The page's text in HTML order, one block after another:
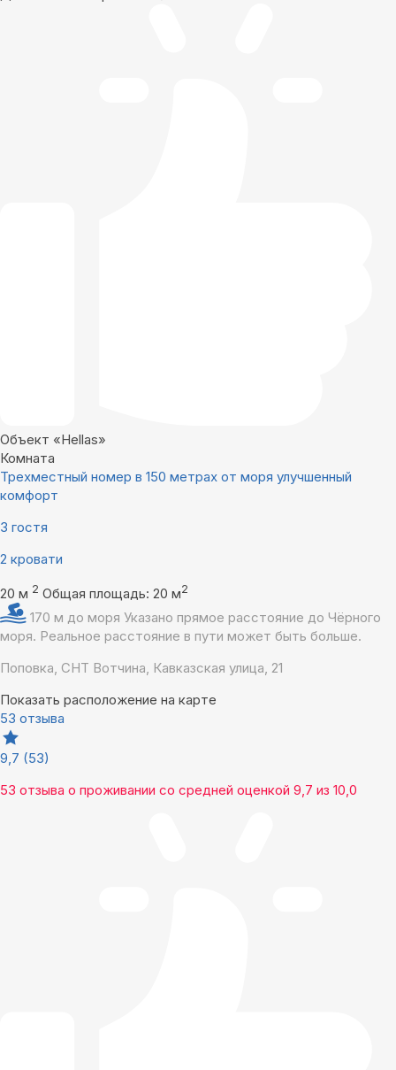
Объект «Hellas»
Комната
Трехместный номер в 150 метрах от моря улучшенный
комфорт
3 гостя
2 кровати
20 м 2 Общая площадь: 20 м2
170 м до моря Указано прямое расстояние до Чёрного
моря. Реальное расстояние в пути может быть больше.
Поповка, СНТ Вотчина, Кавказская улица, 21
Показать расположение на карте
53 отзыва
9,7 (53)
53 отзыва о проживании со средней оценкой 9,7 из 10,0